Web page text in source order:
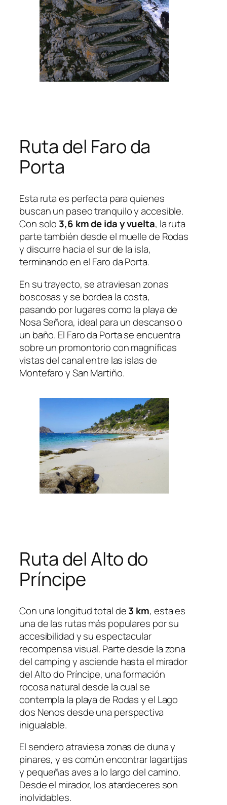
Ruta del Faro da
Porta
Esta ruta es perfecta para quienes
buscan un paseo tranquilo y accesible.
Con solo 3,6 km de ida y vuelta, la ruta
parte también desde el muelle de Rodas
y discurre hacia el sur de la isla,
terminando en el Faro da Porta.
En su trayecto, se atraviesan zonas
boscosas y se bordea la costa,
pasando por lugares como la playa de
Nosa Señora, ideal para un descanso o
un baño. El Faro da Porta se encuentra
sobre un promontorio con magníficas
vistas del canal entre las islas de
Montefaro y San Martiño.
Ruta del Alto do
Príncipe
Con una longitud total de3 km, esta es
una de las rutas más populares por su
accesibilidad y su espectacular
recompensa visual. Parte desde la zona
del camping y asciende hasta el mirador
del Alto do Príncipe, una formación
rocosa natural desde la cual se
contempla la playa de Rodas y el Lago
dos Nenos desde una perspectiva
inigualable.
El sendero atraviesa zonas de duna y
pinares, y es común encontrar lagartijas
y pequeñas aves a lo largo del camino.
Desde el mirador, los atardeceres son
inolvidables.